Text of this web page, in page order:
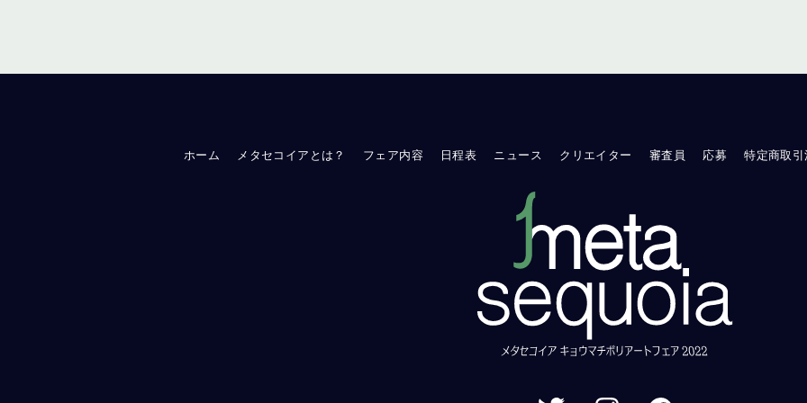
ホーム メタセコイアとは？ フェア内容 日程表 ニュース クリエイター 審査員 応募 特定商取